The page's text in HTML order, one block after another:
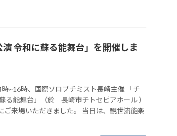
演 令和に蘇る能舞台」を開催しま
~16時、国際ソロプチミスト長崎主催 「チ
る能舞台」（於 長崎市チトセピアホール ）
ご来場いただきました。 当日は、観世流能楽